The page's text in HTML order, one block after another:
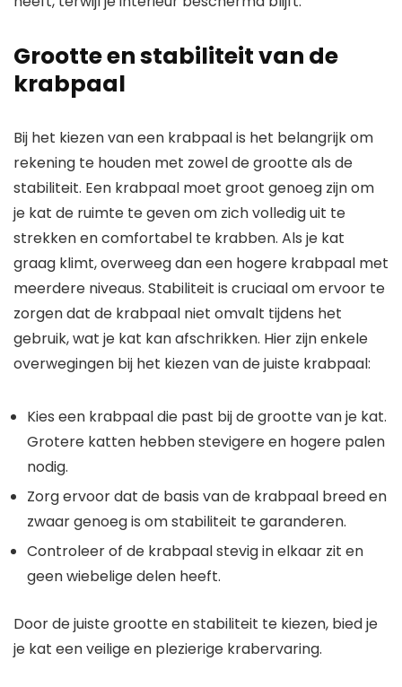
Grootte en stabiliteit van de
krabpaal
Bij het kiezen van een krabpaal is het belangrijk om
rekening te houden met zowel de grootte als de
stabiliteit. Een krabpaal moet groot genoeg zijn om
je kat de ruimte te geven om zich volledig uit te
strekken en comfortabel te krabben. Als je kat
graag klimt, overweeg dan een hogere krabpaal met
meerdere niveaus. Stabiliteit is cruciaal om ervoor te
zorgen dat de krabpaal niet omvalt tijdens het
gebruik, wat je kat kan afschrikken. Hier zijn enkele
overwegingen bij het kiezen van de juiste krabpaal:
Kies een krabpaal die past bij de grootte van je kat.
Grotere katten hebben stevigere en hogere palen
nodig.
Zorg ervoor dat de basis van de krabpaal breed en
zwaar genoeg is om stabiliteit te garanderen.
Controleer of de krabpaal stevig in elkaar zit en
geen wiebelige delen heeft.
Door de juiste grootte en stabiliteit te kiezen, bied je
je kat een veilige en plezierige krabervaring.